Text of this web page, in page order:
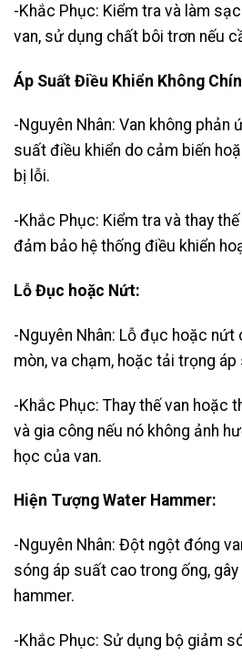
-Khắc Phục: Kiểm tra và làm
van, sử dụng chất bôi trơn nếu
Áp Suất Điều Khiển Không
-Nguyên Nhân: Van không phản
suất điều khiển do cảm biến
bị lỗi.
-Khắc Phục: Kiểm tra và thay
đảm bảo hệ thống điều khiển
Lỗ Đục hoặc Nứt:
-Nguyên Nhân: Lỗ đục hoặc
mòn, va chạm, hoặc tải trọng áp
-Khắc Phục: Thay thế van hoặc
và gia công nếu nó không ảnh
học của van.
Hiện Tượng Water Hammer:
-Nguyên Nhân: Đột ngột đóng
sóng áp suất cao trong ống,
hammer.
-Khắc Phục: Sử dụng bộ giảm